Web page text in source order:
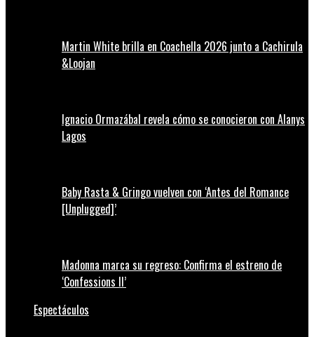
Martin White brilla en Coachella 2026 junto a Cachirula
&Loojan
Ignacio Ormazábal revela cómo se conocieron con Alanys
Lagos
Baby Rasta & Gringo vuelven con ‘Antes del Romance
[Unplugged]’
Madonna marca su regreso: Confirma el estreno de
‘Confessions II’
Espectáculos